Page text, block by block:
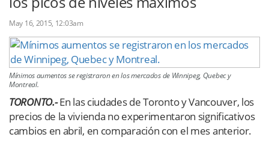
Iniciar sesión con Clascal
×
May 16, 2015, 12:03am
Mínimos aumentos se registraron en los mercados de Winnipeg, Quebec y
Montreal.
TORONTO.- En las ciudades de Toronto y Vancouver, los
precios de la vivienda no experimentaron significativos
cambios en abril, en comparación con el mes anterior.